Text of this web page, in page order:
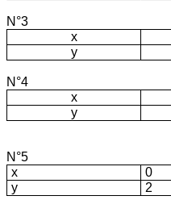
N°3
x
y
N°4
x
y
N°5
x
0
y
2